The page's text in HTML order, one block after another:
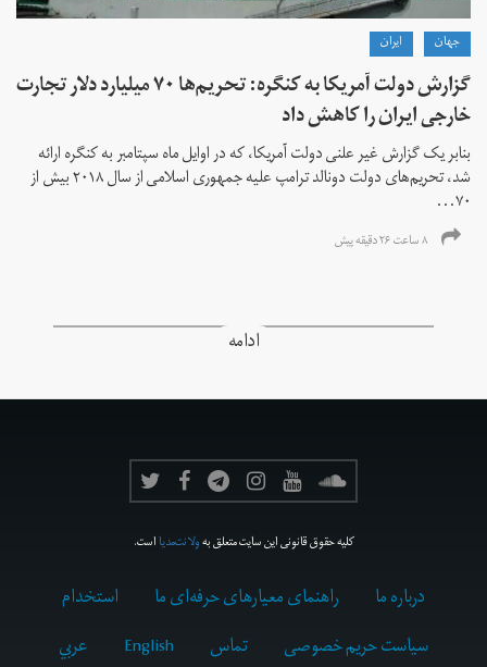
جهان ايران
گزارش دولت آمریکا به کنگره: تحریم‌ها ۷۰ میلیارد دلار تجارت
خارجی ایران را کاهش داد
بنابر یک گزارش غیر علنی دولت آمریکا، که در اوایل ماه سپتامبر به کنگره ارائه
شد، تحریم‌های دولت دونالد ترامپ علیه جمهوری اسلامی از سال ۲۰۱۸ بیش از
۷۰...
۸ ساعت ۲۶ دقیقه پیش
ادامه
کلیه حقوق قانونی این سایت متعلق بهولانت‌مدیااست.
درباره ما راهنمای معیارهای حرفه‌ای ما
استخدام
سیاست حریم خصوصی
تماس English عربي